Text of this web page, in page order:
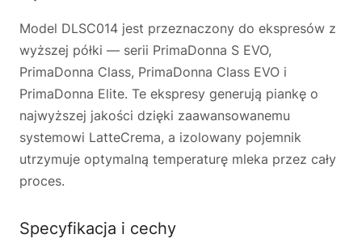
Model DLSC014 jest przeznaczony do ekspresów z
wyższej półki — serii PrimaDonna S EVO,
PrimaDonna Class, PrimaDonna Class EVO i
PrimaDonna Elite. Te ekspresy generują piankę o
najwyższej jakości dzięki zaawansowanemu
systemowi LatteCrema, a izolowany pojemnik
utrzymuje optymalną temperaturę mleka przez cały
proces.
Specyfikacja i cechy